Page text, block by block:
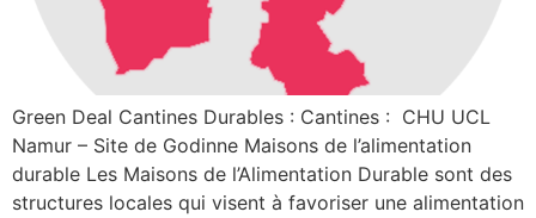
Green Deal Cantines Durables : Cantines : CHU UCL
Namur – Site de Godinne Maisons de l’alimentation
durable Les Maisons de l’Alimentation Durable sont des
structures locales qui visent à favoriser une alimentation